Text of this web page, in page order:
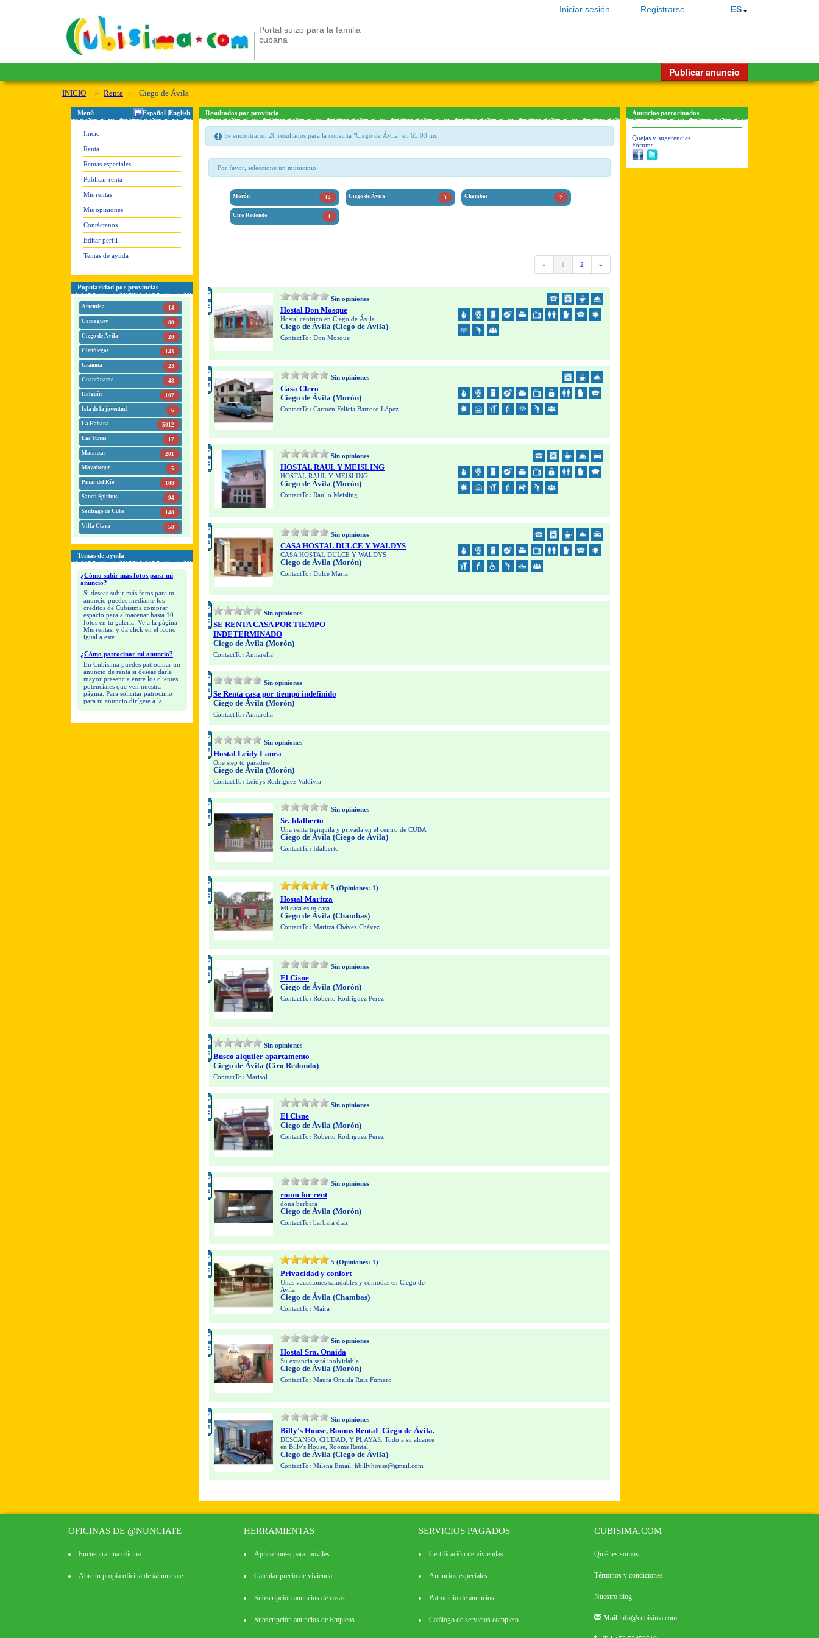
ES
Registrarse
Iniciar sesión
Portal suizo para la familia
cubana
Publicar anuncio
INICIO Renta Ciego de Ávila
Menú Español |English
Inicio
Renta
Rentas especiales
Publicar renta
Mis rentas
Mis opiniones
Contáctenos
Editar perfil
Temas de ayuda
Popularidad por provincias
14
Artemisa
80
Camagüey
20
Ciego de Ávila
143
Cienfuegos
23
Granma
48
Guantánamo
107
Holguín
6
Isla de la juventud
5012
La Habana
17
Las Tunas
201
Matanzas
5
Mayabeque
108
Pinar del Río
94
Sancti Spíritus
148
Santiago de Cuba
58
Villa Clara
Temas de ayuda
¿Cómo subir más fotos para mi
anuncio?
Si deseas subir más fotos para tu
anuncio puedes mediante los
créditos de Cubisima comprar
espacio para almacenar hasta 10
fotos en tu galería. Ve a la página
Mis rentas, y da click en el icono
igual a este
¿Cómo patrocinar mi anuncio?
En Cubisima puedes patrocinar un
anuncio de renta si deseas darle
mayor presencia entre los clientes
potenciales que ven nuestra
página. Para solicitar patrocinio
para tu anuncio dirígete a la
Resultados por provincia
Se encontraron 20 resultados para la consulta "Ciego de Ávila" en 65.03 ms.
Por favor, seleccione un municipio
14
Morón 3
Ciego de Ávila 2
Chambas
1
Ciro Redondo
« 1 2 »
Sin opiniones
Hostal Don Mosque
Hostal céntrico en Ciego de Ávila
Ciego de Ávila (Ciego de Ávila)
ContactTo: Don Mosque
Sin opiniones
Casa Clero
Ciego de Ávila (Morón)
ContactTo: Carmen Felicia Barroso López
Sin opiniones
HOSTAL RAUL Y MEISLING
HOSTAL RAUL Y MEISLING
Ciego de Ávila (Morón)
ContactTo: Raul o Meisling
Sin opiniones
CASA HOSTAL DULCE Y WALDYS
CASA HOSTAL DULCE Y WALDYS
Ciego de Ávila (Morón)
ContactTo: Dulce Maria
Sin opiniones
SE RENTA CASA POR TIEMPO
INDETERMINADO
Ciego de Ávila (Morón)
ContactTo: Annarella
Sin opiniones
Se Renta casa por tiempo indefinido
Ciego de Ávila (Morón)
ContactTo: Annarella
Sin opiniones
Hostal Leidy Laura
One step to paradise
Ciego de Ávila (Morón)
ContactTo: Leidys Rodriguez Valdivia
Sin opiniones
Sr. Idalberto
Una renta tranquila y privada en el centro de CUBA
Ciego de Ávila (Ciego de Ávila)
ContactTo: Idalberto
5 (Opiniones: 1)
Hostal Maritza
Mi casa es tu casa
Ciego de Ávila (Chambas)
ContactTo: Maritza Chávez Chávez
Sin opiniones
El Cisne
Ciego de Ávila (Morón)
ContactTo: Roberto Rodriguez Perez
Sin opiniones
Busco alquiler apartamento
Ciego de Ávila (Ciro Redondo)
ContactTo: Marisol
Sin opiniones
El Cisne
Ciego de Ávila (Morón)
ContactTo: Roberto Rodriguez Perez
Sin opiniones
room for rent
dona barbara
Ciego de Ávila (Morón)
ContactTo: barbara diaz
5 (Opiniones: 1)
Privacidad y confort
Unas vacaciones saludables y cómodas en Ciego de
Avila.
Ciego de Ávila (Chambas)
ContactTo: Maira
Sin opiniones
Hostal Sra. Onaida
Su extancia será inolvidable
Ciego de Ávila (Morón)
ContactTo: Maura Onaida Ruiz Fumero
Sin opiniones
Billy's House, Rooms RentaL Ciego de Ávila.
DESCANSO, CIUDAD, Y PLAYAS. Todo a su alcance
en Billy's House, Rooms Rental.
Ciego de Ávila (Ciego de Ávila)
ContactTo: Milena Email: hbillyhouse@gmail.com
Anuncios patrocinados
Quejas y sugerencias
Fórums
OFICINAS DE @NUNCIATE
Encuentra una oficina
Abre tu propia oficina de @nunciate
HERRAMIENTAS
Aplicaciones para móviles
Calcular precio de vivienda
Subscripción anuncios de casas
Subscripción anuncios de Empleos
SERVICIOS PAGADOS
Certificación de viviendas
Anuncios especiales
Patrocinio de anuncios
Catálogo de servicios completo
CUBISIMA.COM
Quiénes somos
Términos y condiciones
Nuestro blog
Mail info@cubisima.com